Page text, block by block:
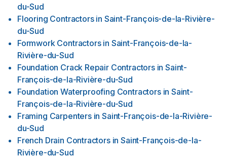
du-Sud
Flooring Contractors in Saint-François-de-la-Rivière-
du-Sud
Formwork Contractors in Saint-François-de-la-
Rivière-du-Sud
Foundation Crack Repair Contractors in Saint-
François-de-la-Rivière-du-Sud
Foundation Waterproofing Contractors in Saint-
François-de-la-Rivière-du-Sud
Framing Carpenters in Saint-François-de-la-Rivière-
du-Sud
French Drain Contractors in Saint-François-de-la-
Rivière-du-Sud